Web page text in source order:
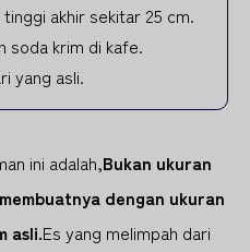
akhir sekitar 25 cm.
soda krim di kafe.
yang asli.
ini adalah,Bukan ukuran
dengan ukuran
asli.Es yang melimpah dari